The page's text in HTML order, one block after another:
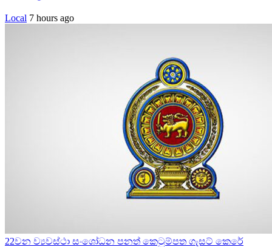
Local 7 hours ago
22වන ව්‍යවස්ථා සංශෝධන පනත් කෙටුම්පත ගැසට් කෙරේ